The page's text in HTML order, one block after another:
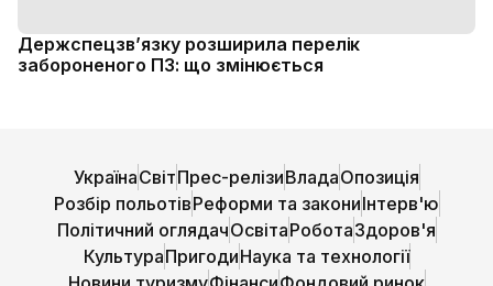
Держспецзв’язку розширила перелік
забороненого ПЗ: що змінюється
УкраїнаСвітПрес-релізиВладаОпозиція
Розбір польотівРеформи та закониІнтерв'ю
Політичний оглядачОсвітаРоботаЗдоров'я
КультураПригодиНаука та технології